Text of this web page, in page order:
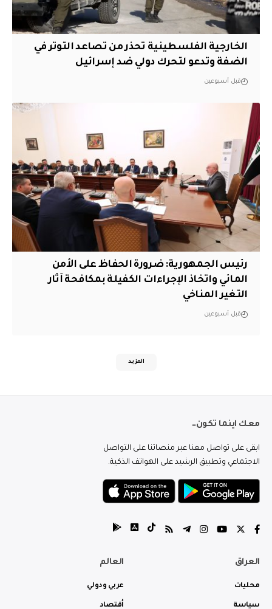
الخارجية الفلسطينية تحذر من تصاعد التوتر في
الضفة وتدعو لتحرك دولي ضد إسرائيل
قبل أسبوعين
رئيس الجمهورية: ضرورة الحفاظ على الأمن
المائي واتخاذ الإجراءات الكفيلة بمكافحة آثار
التغير المناخي
قبل أسبوعين
المزيد
معك اينما تكون..
ابقى على تواصل معنا عبر منصاتنا على التواصل
الاجتماعي وتطبيق الرشيد على الهواتف الذكية.
العراق
محليات
سياسة
العالم
عربي ودولي
أقتصاد